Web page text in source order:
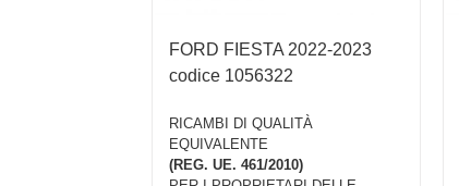
FORD FIESTA 2022-2023
codice 1056322
RICAMBI DI QUALITÀ
EQUIVALENTE
(REG. UE. 461/2010)